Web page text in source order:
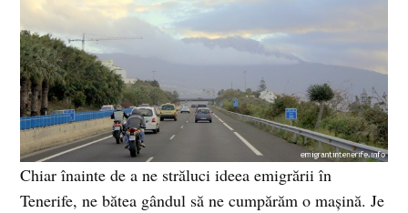
Chiar înainte de a ne străluci ideea emigrării în
Tenerife, ne bătea gândul să ne cumpărăm o maşină. Je